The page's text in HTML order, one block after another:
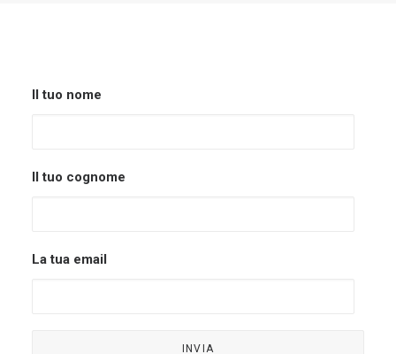
Il tuo nome
Il tuo cognome
La tua email